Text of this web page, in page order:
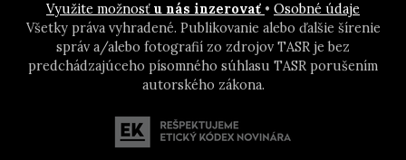
Využite možnosť u nás inzerovať • Osobné údaje
Všetky práva vyhradené. Publikovanie alebo ďalšie šírenie
správ a/alebo fotografií zo zdrojov TASR je bez
predchádzajúceho písomného súhlasu TASR porušením
autorského zákona.